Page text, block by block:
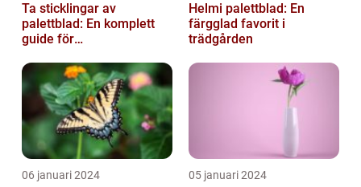
Ta sticklingar av
palettblad: En komplett
guide för
Helmi palettblad: En
färgglad favorit i
trädgården
06 januari 2024 05 januari 2024